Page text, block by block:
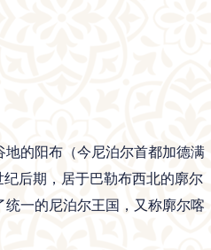
的阳布（今尼泊尔首都加德满
后期，居于巴勒布西北的廓尔
一的尼泊尔王国，又称廓尔喀